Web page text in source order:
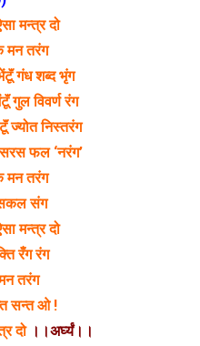
मन्त्र दो
मन तरंग
गंध शब्द भृंग
गुल विवर्ण रंग
ज्योत निस्तरंग
फल ‘नरंग’
मन तरंग
संग
मन्त्र दो
रँग रंग
तरंग
सन्त ओ !
दो।।अर्घ्यं।।